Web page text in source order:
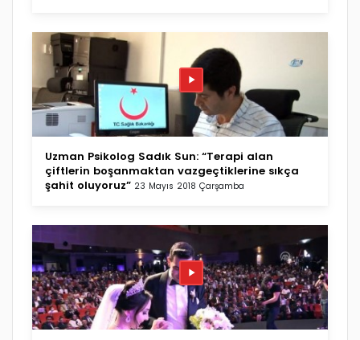
Uzman Psikolog Sadık Sun: “Terapi alan
çiftlerin boşanmaktan vazgeçtiklerine sıkça
şahit oluyoruz” 23 Mayıs 2018 Çarşamba